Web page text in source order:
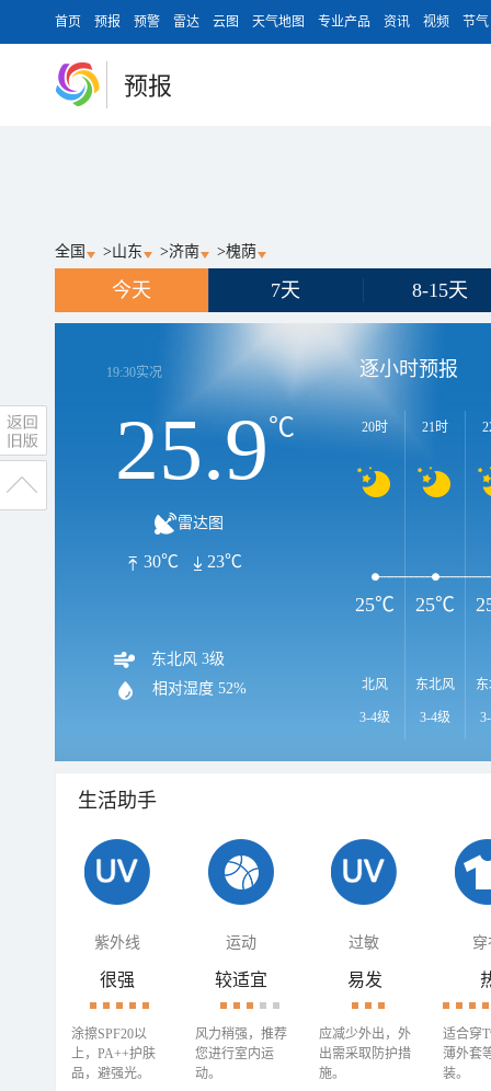
首页 预报 预警 雷达 云图 天气地图 专业产品 资讯 视频 节气
预报
全国 >山东 >济南 >槐荫
今天 7天 8-15天
19:30实况
25.9℃
雷达图
30℃ 23℃
东北风 3级
相对湿度 52%
逐小时预报
20时
北风
3-4级
21时
东北风
3-4级
25℃ 25℃
生活助手
紫外线 运动 过敏 穿
很强
涂擦SPF20以
上，PA++护肤
品，避强光。
较适宜
风力稍强，推荐
您进行室内运
动。
易发
应减少外出，外
出需采取防护措
施。
适合穿
薄外套
装。